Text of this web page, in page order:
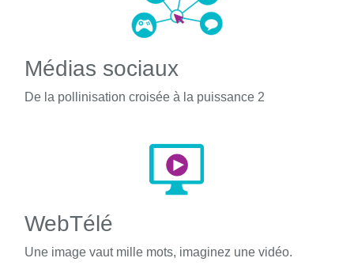
Médias sociaux
De la pollinisation croisée à la puissance 2
WebTélé
Une image vaut mille mots, imaginez une vidéo.